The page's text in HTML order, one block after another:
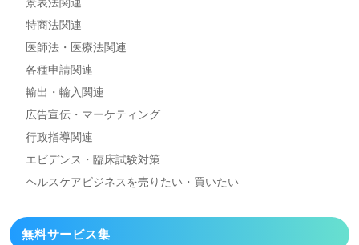
特商法関連
医師法・医療法関連
各種申請関連
輸出・輸入関連
広告宣伝・マーケティング
行政指導関連
エビデンス・臨床試験対策
ヘルスケアビジネスを売りたい・買いたい
無料サービス集